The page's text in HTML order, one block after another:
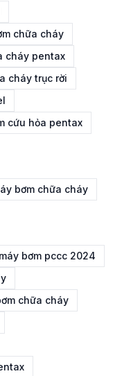
chữa cháy
cháy pentax
cháy trục rời
cứu hỏa pentax
bơm chữa cháy
bơm pccc 2024
chữa cháy